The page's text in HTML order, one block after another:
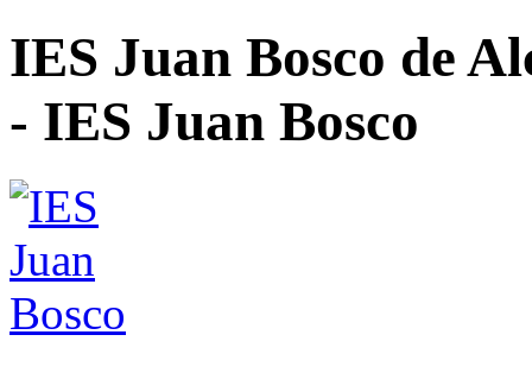
IES Juan Bosco de
- IES Juan Bosco